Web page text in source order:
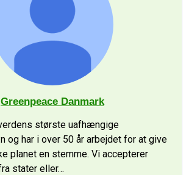
Greenpeace Danmark
største uafhængige
og har i over 50 år arbejdet for at give
planet en stemme. Vi accepterer
stater eller…